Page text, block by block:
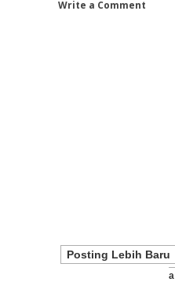
Write a Comment
Posting Lebih Baru
A